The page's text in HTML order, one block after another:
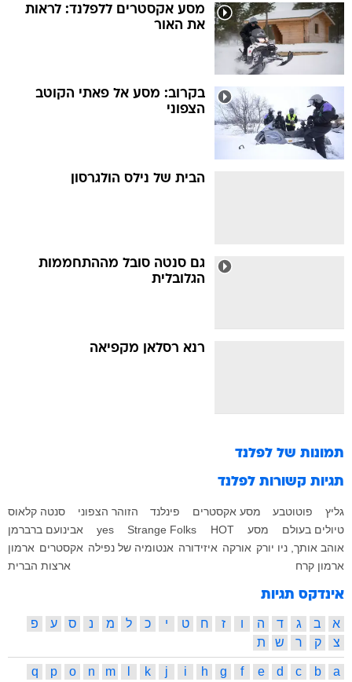
מסע אקסטרים ללפלנד: לראות
את האור
בקרוב: מסע אל פאתי הקוטב
הצפוני
הבית של נילס הולגרסון
גם סנטה סובל מההתחממות
הגלובלית
רנא רסלאן מקפיאה
תמונות של לפלנד
תגיות קשורות לפלנד
גליץ פוטוטבע מסע אקסטרים פינלנד הזוהר הצפוני
סנטה קלאוס
טיולים בעולם
מסע HOT
Strange Folks
yes
אבינועם ברברמן
אוהב אותך, ניו יורק אורקה איזידורה אנטומיה של נפילה אקסטרים ארמון
ארמון קרח
ארצות הברית
אינדקס תגיות
א ב ג ד ה ו ז ח ט י כ ל מ נ ס ע
פ
צ
ק ר ש ת
a
b
c
d
e
f
g
h
i
j
k
m
n
o
p
q